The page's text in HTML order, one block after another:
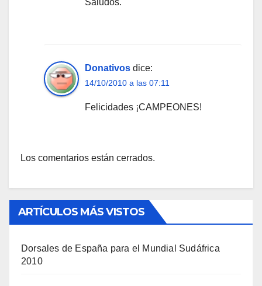
Donativos dice:
14/10/2010 a las 07:11
Felicidades ¡CAMPEONES!
Los comentarios están cerrados.
ARTÍCULOS MÁS VISTOS
Dorsales de España para el Mundial Sudáfrica
2010